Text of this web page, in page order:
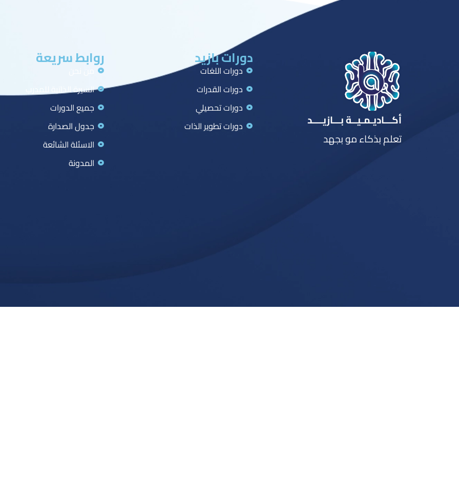
أكـــاديـمـيــة بـــازيــــد
تعلم بذكاء مو بجهد
دورات بازيد
دورات اللغات
دورات القدرات
دورات تحصيلي
دورات تطوير الذات
روابط سريعة
السيرة الذاتية للمدرب
جميع الدورات
جدول الصدارة
الاسئلة الشائعة
المدونة